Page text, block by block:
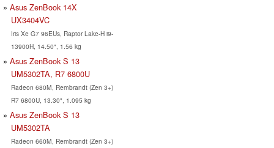
Asus ZenBook 14X
UX3404VC
Iris Xe G7 96EUs, Raptor Lake-H i9-
13900H, 14.50", 1.56 kg
Asus ZenBook S 13
UM5302TA, R7 6800U
Radeon 680M, Rembrandt (Zen 3+)
R7 6800U, 13.30", 1.095 kg
Asus ZenBook S 13
UM5302TA
Radeon 660M, Rembrandt (Zen 3+)